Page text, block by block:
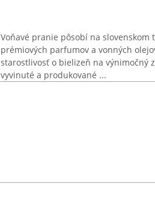
Voňavé pranie pôsobí na
prémiových parfumov a vonných
starostlivosť o bielizeň na výnimočný
vyvinuté a produkované ...